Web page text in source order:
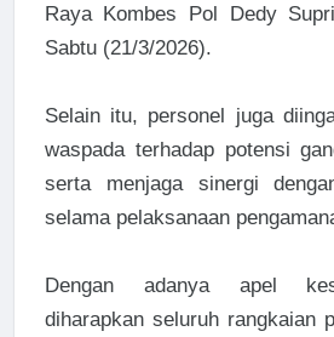
Raya Kombes Pol Dedy
Sabtu (21/3/2026).
Selain itu, personel juga
waspada terhadap potensi
serta menjaga sinergi
selama pelaksanaan
Dengan adanya apel
diharapkan seluruh rangkaian